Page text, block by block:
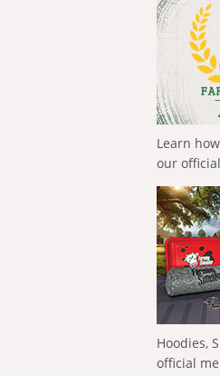
Learn
our
Hoodies,
official